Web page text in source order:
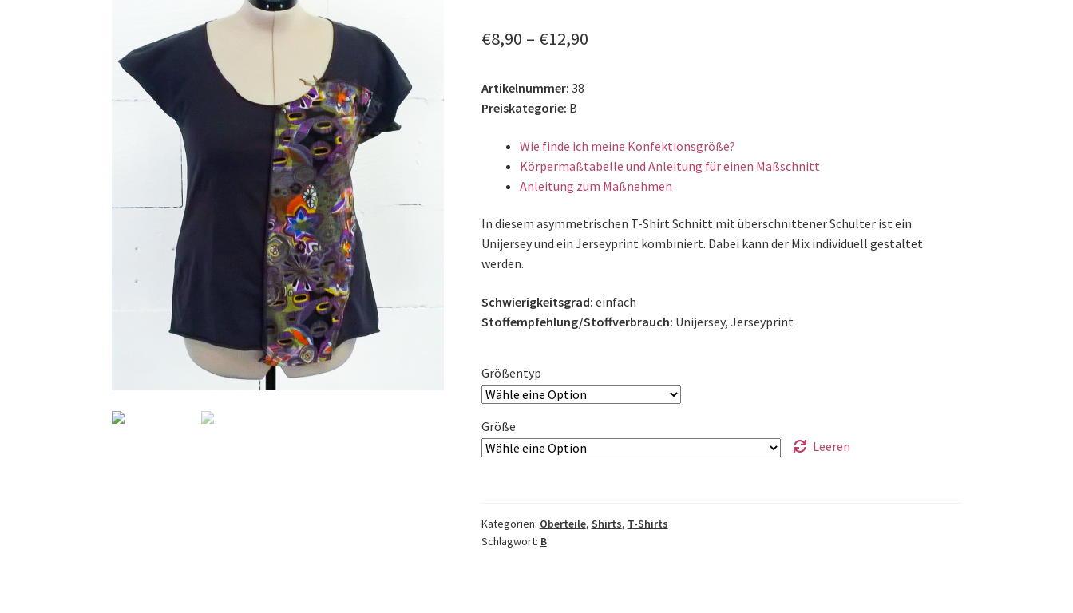
€8,90 – €12,90
Artikelnummer: 38
Preiskategorie: B
Wie finde ich meine Konfektionsgröße?
Körpermaßtabelle und Anleitung für einen Maßschnitt
Anleitung zum Maßnehmen
In diesem asymmetrischen T-Shirt Schnitt mit überschnittener Schulter ist ein
Unijersey und ein Jerseyprint kombiniert. Dabei kann der Mix individuell gestaltet
werden.
Schwierigkeitsgrad: einfach
Stoffempfehlung/Stoffverbrauch: Unijersey, Jerseyprint
Größentyp
Größe
Leeren
Kategorien: Oberteile, Shirts, T-Shirts
Schlagwort: B